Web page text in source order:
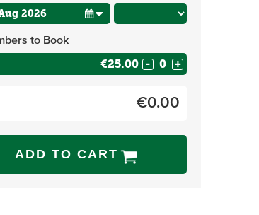
to Book
€25.00 - +
€0.00
ADD TO CART